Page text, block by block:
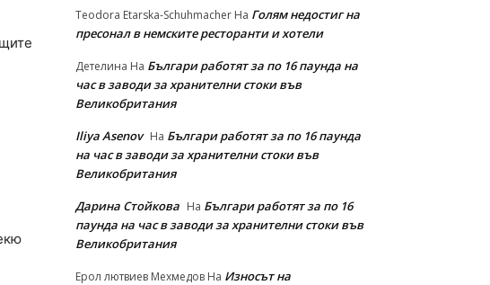
Teodora Etarska-Schuhmacher На Голям недостиг на
пресонал в немските ресторанти и хотели
Детелина На Българи работят за по 16 паунда на
час в заводи за хранителни стоки във
Великобритания
Iliya Asenov На Българи работят за по 16 паунда
на час в заводи за хранителни стоки във
Великобритания
Дарина Стойкова На Българи работят за по 16
паунда на час в заводи за хранителни стоки във
Великобритания
Ерол лютвиев Мехмедов На Износът на